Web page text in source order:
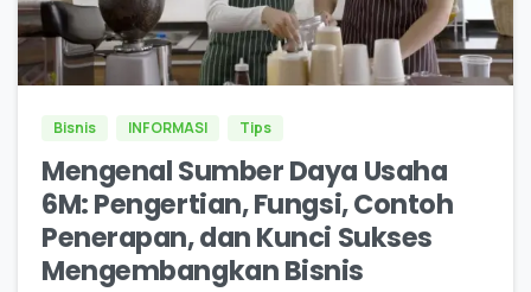
0 0
Bisnis INFORMASI Tips
Mengenal Sumber Daya Usaha
6M: Pengertian, Fungsi, Contoh
Penerapan, dan Kunci Sukses
Mengembangkan Bisnis